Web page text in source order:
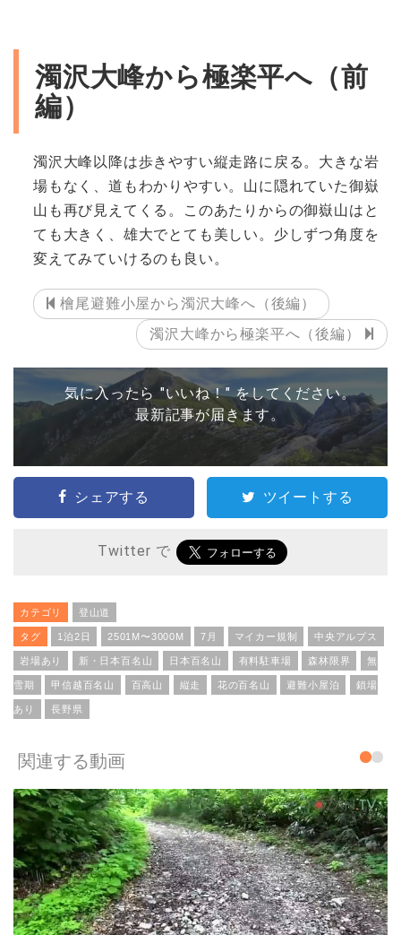
濁沢大峰から極楽平へ（前
編）
濁沢大峰以降は歩きやすい縦走路に戻る。大きな岩
場もなく、道もわかりやすい。山に隠れていた御嶽
山も再び見えてくる。このあたりからの御嶽山はと
ても大きく、雄大でとても美しい。少しずつ角度を
変えてみていけるのも良い。
檜尾避難小屋から濁沢大峰へ（後編）
濁沢大峰から極楽平へ（後編）
気に入ったら "いいね！" をしてください。
最新記事が届きます。
シェアする ツイートする
Twitter で
カテゴリ 登山道
タグ 1泊2日 2501M〜3000M 7月 マイカー規制 中央アルプス
岩場あり 新・日本百名山 日本百名山 有料駐車場 森林限界 無
雪期 甲信越百名山 百高山 縦走 花の百名山 避難小屋泊 鎖場
あり 長野県
関連する動画